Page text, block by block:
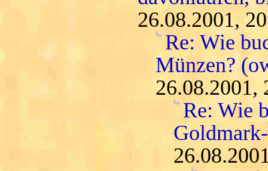
26.08.2001,
Re: Wie
Münzen?
26.08.2001,
Re: Wie